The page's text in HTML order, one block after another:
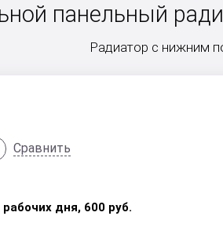
панельный
Радиатор с нижним
Сравнить
рабочих дня, 600 руб.